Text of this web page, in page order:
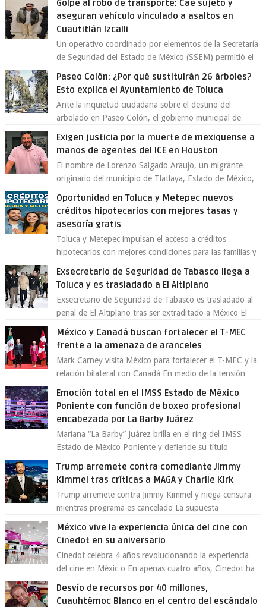
Golpe al robo de transporte: Cae sujeto y
aseguran vehículo vinculado a asaltos en
Cuautitlán Izcalli
Un operativo coordinado por elementos de la Secretaría
de Seguridad del Estado de México (SSEM) permitió el
Paseo Colón: ¿Por qué sustituirán 26 árboles?
Esto explica el Ayuntamiento de Toluca
Ante la inquietud ciudadana sobre el destino del
arbolado en Paseo Colón, el gobierno municipal de
Exigen justicia por la muerte de mexiquense a
manos de agentes del ICE en Houston
El nombre de Lorenzo Salgado Araujo, un migrante
originario del municipio de Tlatlaya, Estado de México,
Oportunidad en Toluca y Metepec nuevos
créditos hipotecarios con mejores tasas y
asesoría gratis
Toluca y Metepec impulsan el acceso a créditos
hipotecarios con mejores condiciones para las familias y
Exsecretario de Seguridad de Tabasco llega a
Toluca y es trasladado a El Altiplano
Exsecretario de Seguridad de Tabasco es trasladado al
penal de El Altiplano tras ser extraditado a México El
México y Canadá buscan fortalecer el T-MEC
frente a la amenaza de aranceles
Mark Carney visita México para fortalecer el T-MEC y la
relación bilateral con Canadá En medio de la tensión
Emoción total en el IMSS Estado de México
Poniente con función de boxeo profesional
encabezada por La Barby Juárez
Mariana “La Barby” Juárez brilla en el ring del IMSS
Estado de México Poniente y defiende su título
Trump arremete contra comediante Jimmy
Kimmel tras críticas a MAGA y Charlie Kirk
Trump arremete contra Jimmy Kimmel y niega censura
mientras programa es cancelado La supuesta
México vive la experiencia única del cine con
Cinedot en su aniversario
Cinedot celebra 4 años revolucionando la experiencia
del cine en Méxic o En apenas cuatro años, Cinedot ha
demostrado que es posible reinve...
Desvío de recursos por 40 millones,
Cuauhtémoc Blanco en el centro del escándalo